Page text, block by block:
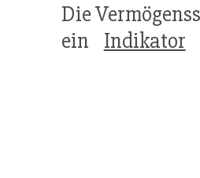
Die
ein Indikator